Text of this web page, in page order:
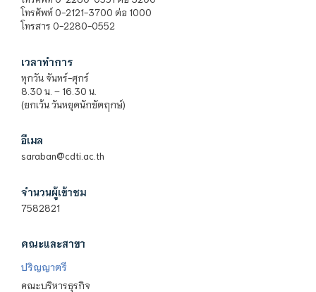
โทรศัพท์ 0-2121-3700 ต่อ 1000
โทรสาร 0-2280-0552
เวลาทำการ
ทุกวัน จันทร์-ศุกร์
8.30 น. – 16.30 น.
(ยกเว้น วันหยุดนักขัตฤกษ์)
อีเมล
saraban@cdti.ac.th
จำนวนผู้เข้าชม
7582821
คณะและสาขา
ปริญญาตรี
คณะบริหารธุรกิจ